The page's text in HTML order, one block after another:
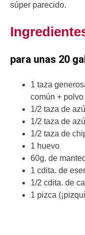
súper parecido.
para unas 20
1 taza
común +
1/2 taza de
1/2 taza de
1/2 taza de
1 huevo
60g. de
1 cdita. de
1/2 cdita. de
1 pizca